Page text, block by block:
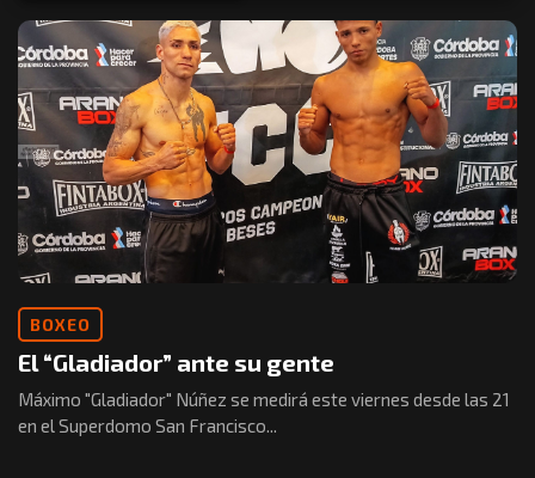
BOXEO
El “Gladiador” ante su gente
Máximo "Gladiador" Núñez se medirá este viernes desde las 21
en el Superdomo San Francisco...